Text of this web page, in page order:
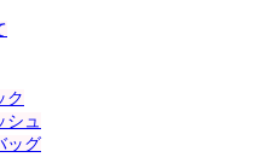
ク
シュ
ッグ